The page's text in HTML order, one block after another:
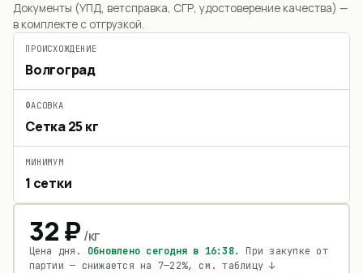
Документы (УПД, ветсправка, СГР, удостоверение качества) —
в комплекте с отгрузкой.
ПРОИСХОЖДЕНИЕ
Волгоград
ФАСОВКА
Сетка 25 кг
МИНИМУМ
1 сетки
32₽ /кг
Цена дня. Обновлено сегодня в 16:38.
При закупке от
партии — снижается на 7—22%, см. таблицу ↓